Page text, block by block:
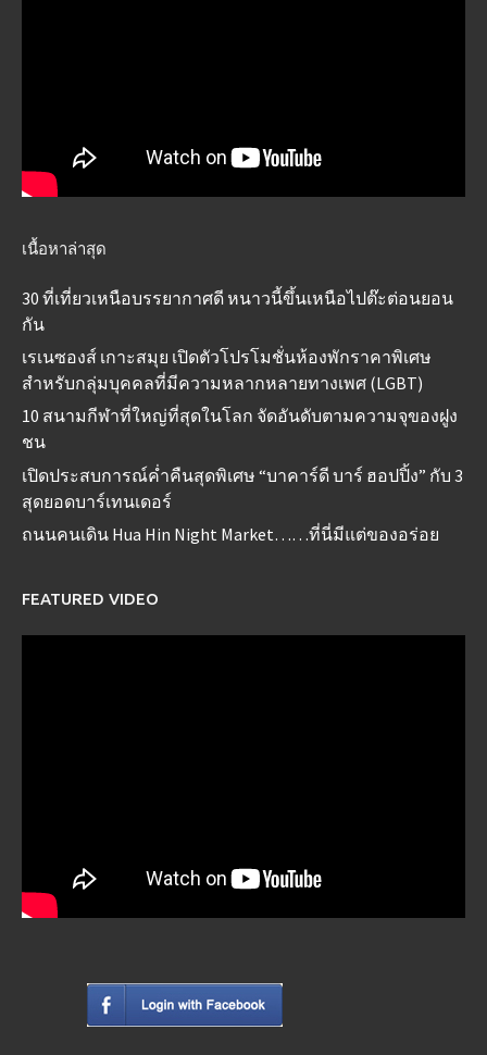
เนื้อหาล่าสุด
30 ที่เที่ยวเหนือบรรยากาศดี หนาวนี้ขึ้นเหนือไปต๊ะต่อนยอน
กัน
เรเนซองส์ เกาะสมุย เปิดตัวโปรโมชั่นห้องพักราคาพิเศษ
สำหรับกลุ่มบุคคลที่มีความหลากหลายทางเพศ (LGBT)
10 สนามกีฬาที่ใหญ่ที่สุดในโลก จัดอันดับตามความจุของฝูง
ชน
เปิดประสบการณ์ค่ำคืนสุดพิเศษ “บาคาร์ดี บาร์ ฮอปปิ้ง” กับ 3
สุดยอดบาร์เทนเดอร์
ถนนคนเดิน Hua Hin Night Market……ที่นี่มีแต่ของอร่อย
FEATURED VIDEO